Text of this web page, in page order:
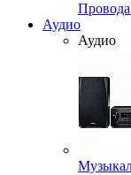
Аудио
Аудио